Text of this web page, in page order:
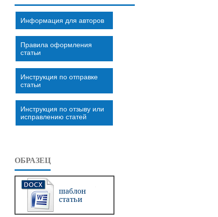
Информация для авторов
Правила оформления
статьи
Инструкция по отправке
статьи
Инструкция по отзыву или
исправлению статей
ОБРАЗЕЦ